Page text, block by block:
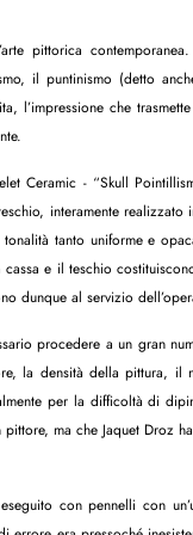
pittorica
il puntinismo (detto
l’impressione che
Ceramic - “Skull
interamente
tanto uniforme e
e il teschio
dunque al servizio
procedere a un gran
la densità della pittura, il
per la difficoltà di
ma che Jaquet Droz
con pennelli con